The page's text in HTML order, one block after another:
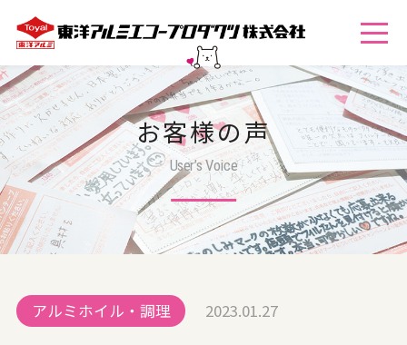
お客様の声
User’s Voice
アルミホイル・調理 2023.01.27